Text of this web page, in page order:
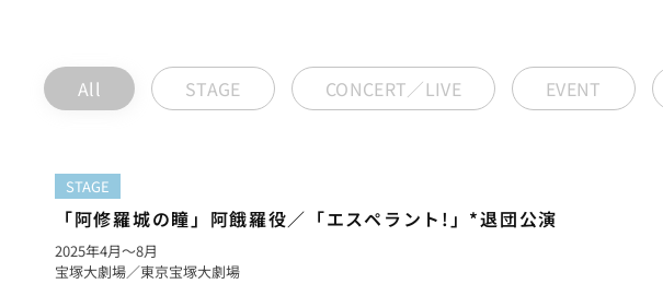
All STAGE CONCERT／LIVE EVENT
STAGE
「阿修羅城の瞳」阿餓羅役／「エスペラント!」*退団公演
2025年4月〜8月
宝塚大劇場／東京宝塚大劇場